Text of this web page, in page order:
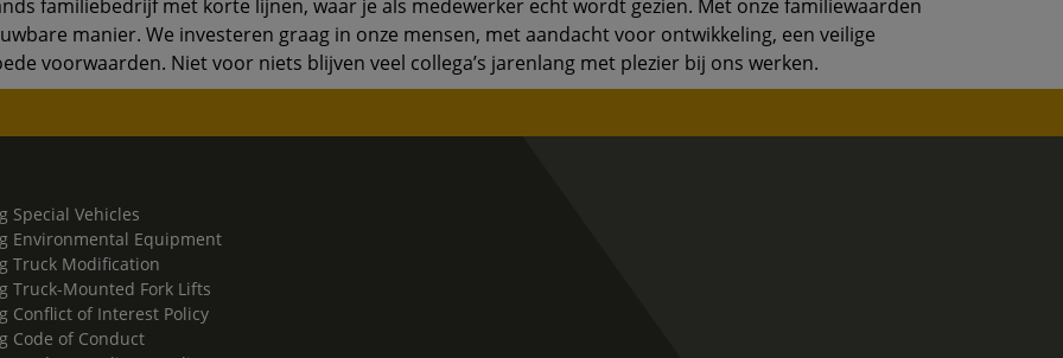
familiebedrijf met korte lijnen, waar je als medewerker echt wordt gezien. Met onze familiewaarden
manier. We investeren graag in onze mensen, met aandacht voor ontwikkeling, een veilige
voorwaarden. Niet voor niets blijven veel collega’s jarenlang met plezier bij ons werken.
Special Vehicles
Environmental Equipment
Truck Modification
Truck-Mounted Fork Lifts
Conflict of Interest Policy
Code of Conduct